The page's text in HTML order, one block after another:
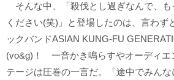
そんな中、「殺伐とし過ぎなんで、も
ください(笑)」と登場したのは、言わず
ックバンドASIAN KUNG-FU
(vo&g)！ 一音かき鳴らすやオーディエ
テージは圧巻の一言だ。「途中でみん